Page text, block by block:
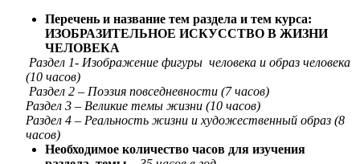
Перечень и название тем раздела и тем курса:
ИЗОБРАЗИТЕЛЬНОЕ ИСКУССТВО В ЖИЗНИ
ЧЕЛОВЕКА
Раздел 1- Изображение фигуры человека и образ человека
(10 часов)
Раздел 2 – Поэзия повседневности (7 часов)
Раздел 3 – Великие темы жизни (10 часов)
Раздел 4 – Реальность жизни и художественный образ (8
часов)
Необходимое количество часов для изучения